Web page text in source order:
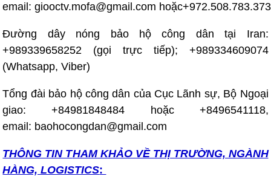
email: giooctv.mofa@gmail.com
Đường dây nóng bảo hộ công dân tại Iran:
+989339658252 (gọi trực tiếp); +989334609074
(Whatsapp, Viber)
Tổng đài bảo hộ công dân của Cục Lãnh sự, Bộ Ngoại
giao: +84981848484 hoặc +8496541118,
email: baohocongdan@gmail.com
THÔNG TIN THAM KHẢO VỀ THỊ TRƯỜNG, NGÀNH
HÀNG, LOGISTICS: